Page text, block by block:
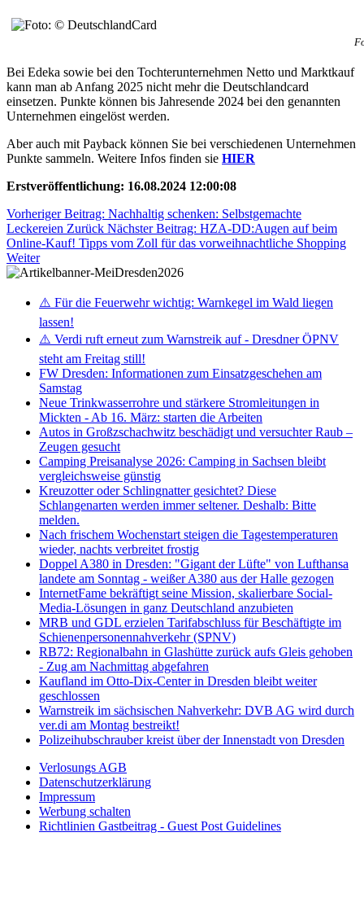
Bei Edeka sowie bei den Tochterunternehmen Netto und Marktkauf
kann man ab Anfang 2025 nicht mehr die Deutschlandcard
einsetzen. Punkte können bis Jahresende 2024 bei den genannten
Unternehmen eingelöst werden.
Aber auch mit Payback können Sie bei verschiedenen Unternehmen
Punkte sammeln. Weitere Infos finden sie HIER
Erstveröffentlichung: 16.08.2024 12:00:08
Vorheriger Beitrag: Nachhaltig schenken: Selbstgemachte
Leckereien Zurück Nächster Beitrag: HZA-DD:Augen auf beim
Online-Kauf! Tipps vom Zoll für das vorweihnachtliche Shopping
Weiter
⚠️ Für die Feuerwehr wichtig: Warnkegel im Wald liegen
lassen!
⚠️ Verdi ruft erneut zum Warnstreik auf - Dresdner ÖPNV
steht am Freitag still!
FW Dresden: Informationen zum Einsatzgeschehen am
Samstag
Neue Trinkwasserrohre und stärkere Stromleitungen in
Mickten - Ab 16. März: starten die Arbeiten
Autos in Großzschachwitz beschädigt und versuchter Raub –
Zeugen gesucht
Camping Preisanalyse 2026: Camping in Sachsen bleibt
vergleichsweise günstig
Kreuzotter oder Schlingnatter gesichtet? Diese
Schlangenarten werden immer seltener. Deshalb: Bitte
melden.
Nach frischem Wochenstart steigen die Tagestemperaturen
wieder, nachts verbreitet frostig
Doppel A380 in Dresden: "Gigant der Lüfte" von Lufthansa
landete am Sonntag - weißer A380 aus der Halle gezogen
InternetFame bekräftigt seine Mission, skalierbare Social-
Media-Lösungen in ganz Deutschland anzubieten
MRB und GDL erzielen Tarifabschluss für Beschäftigte im
Schienenpersonennahverkehr (SPNV)
RB72: Regionalbahn in Glashütte zurück aufs Gleis gehoben
- Zug am Nachmittag abgefahren
Kaufland im Otto-Dix-Center in Dresden bleibt weiter
geschlossen
Warnstreik im sächsischen Nahverkehr: DVB AG wird durch
ver.di am Montag bestreikt!
Polizeihubschrauber kreist über der Innenstadt von Dresden
Verlosungs AGB
Datenschutzerklärung
Impressum
Werbung schalten
Richtlinien Gastbeitrag - Guest Post Guidelines